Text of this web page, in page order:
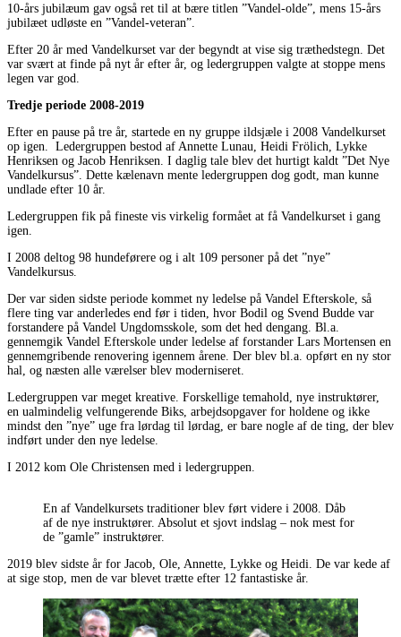
10-års jubilæum gav også ret til at bære titlen ”Vandel-olde”, mens 15-års
jubilæet udløste en ”Vandel-veteran”.
Efter 20 år med Vandelkurset var der begyndt at vise sig træthedstegn. Det
var svært at finde på nyt år efter år, og ledergruppen valgte at stoppe mens
legen var god.
Tredje periode 2008-2019
Efter en pause på tre år, startede en ny gruppe ildsjæle i 2008 Vandelkurset
op igen. Ledergruppen bestod af Annette Lunau, Heidi Frölich, Lykke
Henriksen og Jacob Henriksen. I daglig tale blev det hurtigt kaldt ”Det Nye
Vandelkursus”. Dette kælenavn mente ledergruppen dog godt, man kunne
undlade efter 10 år.
Ledergruppen fik på fineste vis virkelig formået at få Vandelkurset i gang
igen.
I 2008 deltog 98 hundeførere og i alt 109 personer på det ”nye”
Vandelkursus.
Der var siden sidste periode kommet ny ledelse på Vandel Efterskole, så
flere ting var anderledes end før i tiden, hvor Bodil og Svend Budde var
forstandere på Vandel Ungdomsskole, som det hed dengang. Bl.a.
gennemgik Vandel Efterskole under ledelse af forstander Lars Mortensen en
gennemgribende renovering igennem årene. Der blev bl.a. opført en ny stor
hal, og næsten alle værelser blev moderniseret.
Ledergruppen var meget kreative. Forskellige temahold, nye instruktører,
en ualmindelig velfungerende Biks, arbejdsopgaver for holdene og ikke
mindst den ”nye” uge fra lørdag til lørdag, er bare nogle af de ting, der blev
indført under den nye ledelse.
I 2012 kom Ole Christensen med i ledergruppen.
En af Vandelkursets traditioner blev ført videre i 2008. Dåb
af de nye instruktører. Absolut et sjovt indslag – nok mest for
de ”gamle” instruktører.
2019 blev sidste år for Jacob, Ole, Annette, Lykke og Heidi. De var kede af
at sige stop, men de var blevet trætte efter 12 fantastiske år.